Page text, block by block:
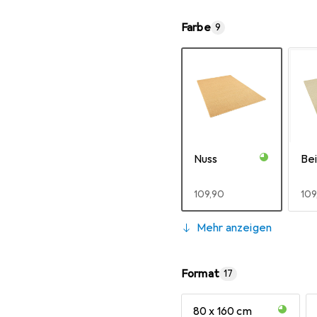
Farbe 9
Nuss
EUR
109,90
Mehr anzeigen
Format 17
80 x 160 cm